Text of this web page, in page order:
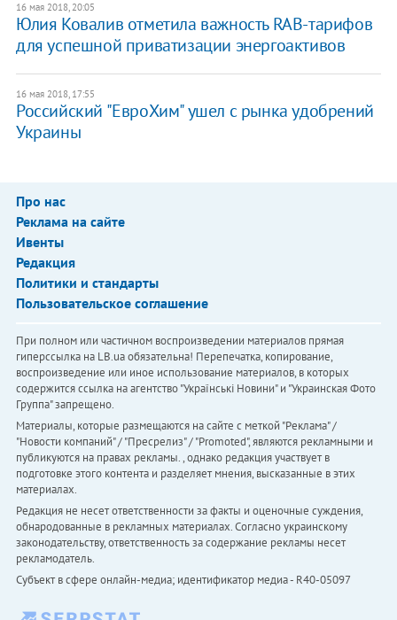
16 мая 2018, 20:05
Юлия Ковалив отметила важность RAB-тарифов
для успешной приватизации энергоактивов
16 мая 2018, 17:55
Российский "ЕвроХим" ушел с рынка удобрений
Украины
Про нас
Реклама на сайте
Ивенты
Редакция
Политики и стандарты
Пользовательское соглашение
При полном или частичном воспроизведении материалов прямая
гиперссылка на LB.ua обязательна! Перепечатка, копирование,
воспроизведение или иное использование материалов, в которых
содержится ссылка на агентство "Українськi Новини" и "Украинская Фото
Группа" запрещено.
Материалы, которые размещаются на сайте с меткой "Реклама" /
"Новости компаний" / "Пресрелиз" / "Promoted", являются рекламными и
публикуются на правах рекламы. , однако редакция участвует в
подготовке этого контента и разделяет мнения, высказанные в этих
материалах.
Редакция не несет ответственности за факты и оценочные суждения,
обнародованные в рекламных материалах. Согласно украинскому
законодательству, ответственность за содержание рекламы несет
рекламодатель.
Субъект в сфере онлайн-медиа; идентификатор медиа - R40-05097